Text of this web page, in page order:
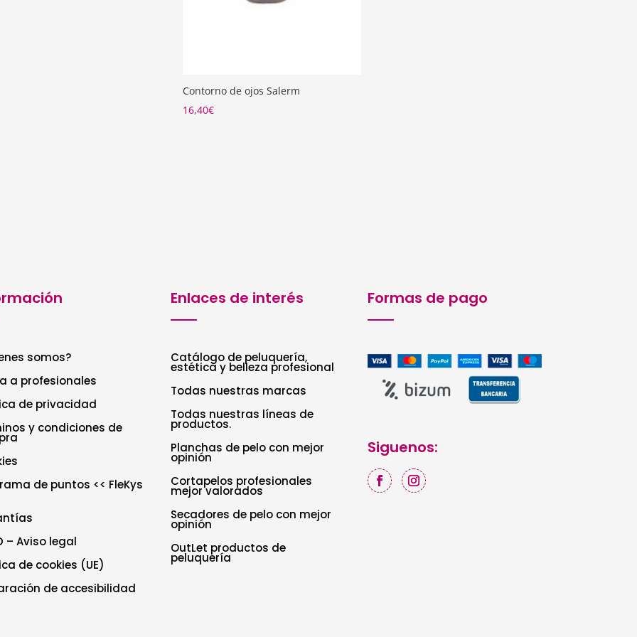
Contorno de ojos Salerm
16,40€
somos?
a profesionales
de privacidad
y condiciones de
de puntos << FleKys
– Aviso legal
de cookies (UE)
de accesibilidad
Enlaces de interés
Catálogo de peluquería,
estética y belleza profesional
Todas nuestras marcas
Todas nuestras líneas de
productos.
Planchas de pelo con mejor
opinión
Cortapelos profesionales
mejor valorados
Secadores de pelo con mejor
opinión
OutLet productos de
peluquería
Formas de pago
Siguenos: